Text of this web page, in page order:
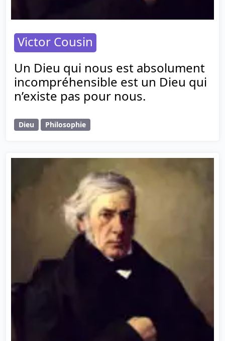
Victor Cousin
Un Dieu qui nous est absolument
incompréhensible est un Dieu qui
n’existe pas pour nous.
Dieu Philosophie